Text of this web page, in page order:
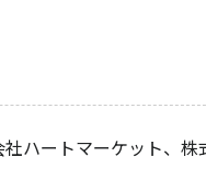
ハートマーケット、